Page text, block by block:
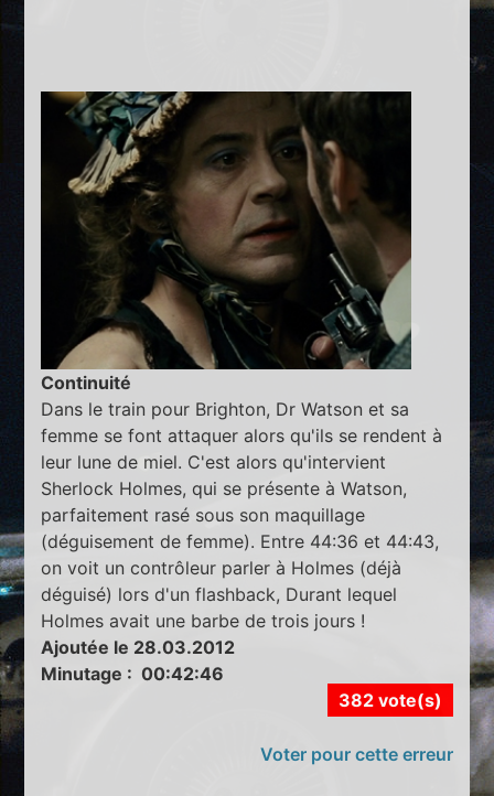
Continuité
Dans le train pour Brighton, Dr Watson et sa
femme se font attaquer alors qu'ils se rendent à
leur lune de miel. C'est alors qu'intervient
Sherlock Holmes, qui se présente à Watson,
parfaitement rasé sous son maquillage
(déguisement de femme). Entre 44:36 et 44:43,
on voit un contrôleur parler à Holmes (déjà
déguisé) lors d'un flashback, Durant lequel
Holmes avait une barbe de trois jours !
Ajoutée le 28.03.2012
Minutage : 00:42:46
382 vote(s)
Voter pour cette erreur